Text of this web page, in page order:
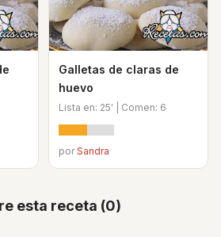
Galletas de claras de
huevo
Lista en: 25' | Comen: 6
porSandra
esta receta (0)